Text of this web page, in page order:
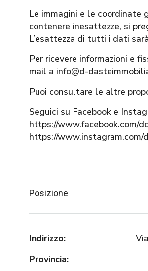
Le immagini e le coordinate
contenere inesattezze, si
L’esattezza di tutti i dati
Per ricevere informazioni e
mail a info@d-
Puoi consultare le altre
Seguici su Facebook e
https://www.facebook.com/
https://www.instagram.com/
Posizione
Indirizzo:
Provincia: